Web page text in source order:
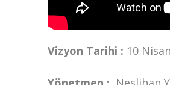
Vizyon Tarihi : 10